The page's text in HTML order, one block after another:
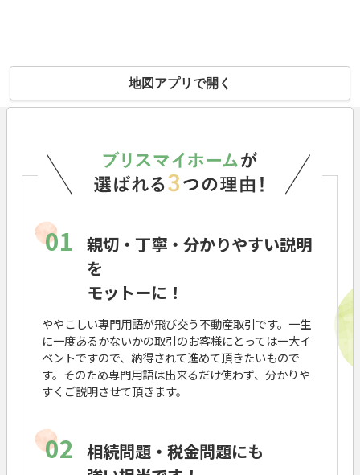
地図アプリで開く
01
親切・丁寧・分かりやすい説明
を
モットーに！
ややこしい専門用語が飛び交う不動産取引です。一生
に一度あるかないかの取引のお客様にとっては一大イ
ベントですので、納得されて進めて頂きたいもので
す。そのため専門用語は出来るだけ使わず、分かりや
すくご説明させて頂きます。
02 相続問題・税金問題にも